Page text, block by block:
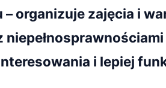
organizuje zajęcia i
i lepiej